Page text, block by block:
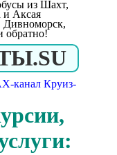
из Шахт,
и Аксая
Дивноморск,
обратно!
канал Круиз-